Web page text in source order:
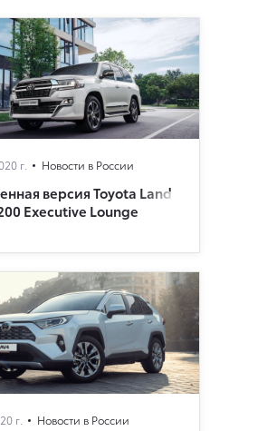
г. Новости в России
версия Toyota Land
Executive Lounge
г. Новости в России